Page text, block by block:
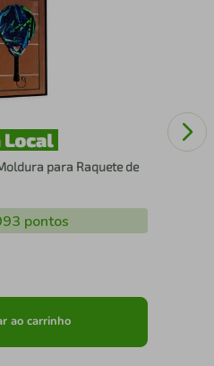
para Raquete de
pontos
ao carrinho